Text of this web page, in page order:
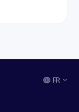
FR